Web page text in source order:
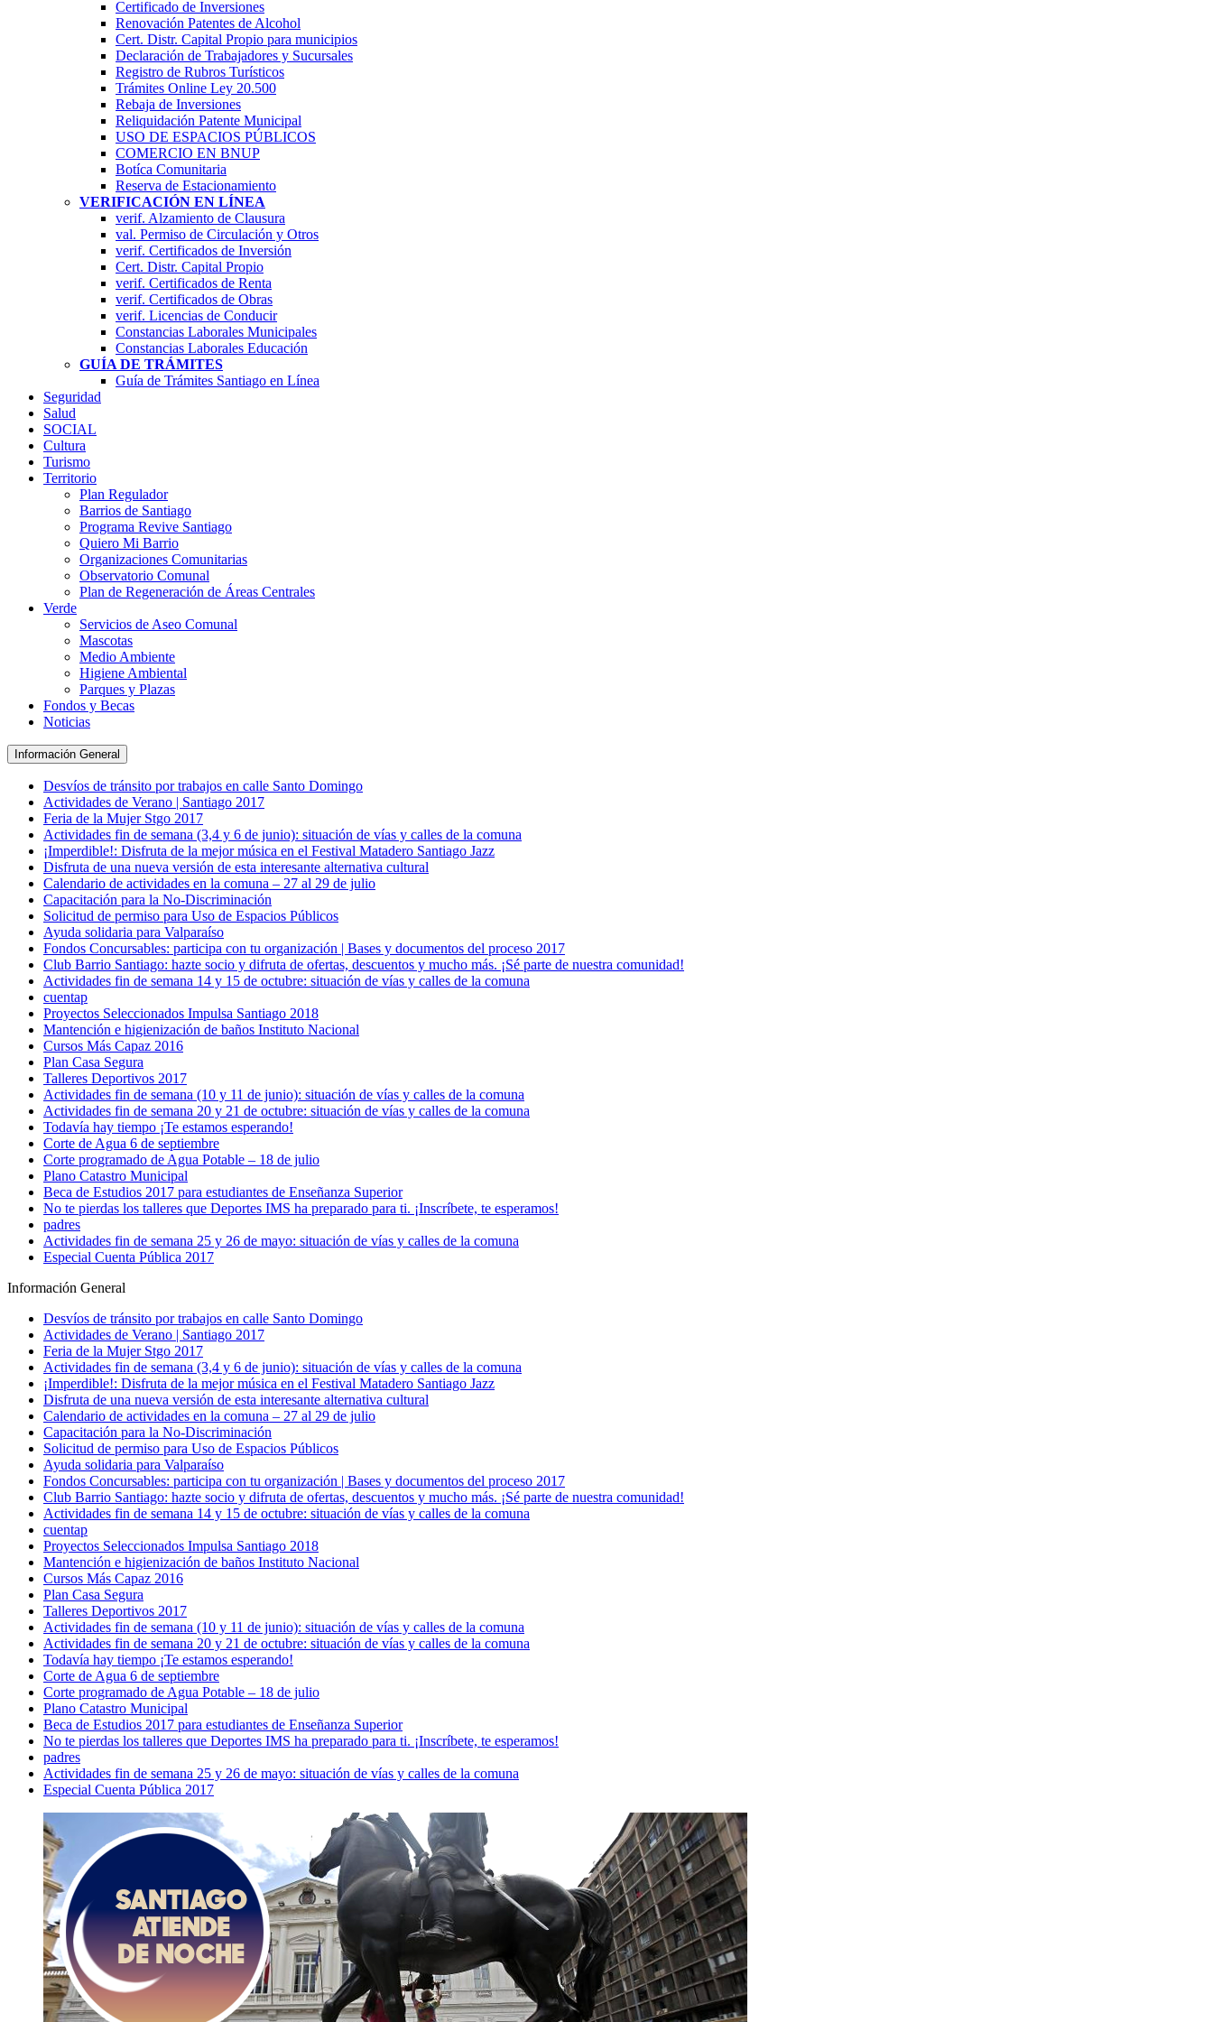
Certificado de Inversiones
Renovación Patentes de Alcohol
Cert. Distr. Capital Propio para municipios
Declaración de Trabajadores y Sucursales
Registro de Rubros Turí­sticos
Trámites Online Ley 20.500
Rebaja de Inversiones
Reliquidación Patente Municipal
USO DE ESPACIOS PÚBLICOS
COMERCIO EN BNUP
Botíca Comunitaria
Reserva de Estacionamiento
VERIFICACIÓN EN LÍNEA
verif. Alzamiento de Clausura
val. Permiso de Circulación y Otros
verif. Certificados de Inversión
Cert. Distr. Capital Propio
verif. Certificados de Renta
verif. Certificados de Obras
verif. Licencias de Conducir
Constancias Laborales Municipales
Constancias Laborales Educación
GUÍA DE TRÁMITES
Guía de Trámites Santiago en Línea
Seguridad
Salud
SOCIAL
Cultura
Turismo
Territorio
Plan Regulador
Barrios de Santiago
Programa Revive Santiago
Quiero Mi Barrio
Organizaciones Comunitarias
Observatorio Comunal
Plan de Regeneración de Áreas Centrales
Verde
Servicios de Aseo Comunal
Mascotas
Medio Ambiente
Higiene Ambiental
Parques y Plazas
Fondos y Becas
Noticias
Información General
Desvíos de tránsito por trabajos en calle Santo Domingo
Actividades de Verano | Santiago 2017
Feria de la Mujer Stgo 2017
Actividades fin de semana (3,4 y 6 de junio): situación de vías y calles de la comuna
¡Imperdible!: Disfruta de la mejor música en el Festival Matadero Santiago Jazz
Disfruta de una nueva versión de esta interesante alternativa cultural
Calendario de actividades en la comuna – 27 al 29 de julio
Capacitación para la No-Discriminación
Solicitud de permiso para Uso de Espacios Públicos
Ayuda solidaria para Valparaíso
Fondos Concursables: participa con tu organización | Bases y documentos del proceso 2017
Club Barrio Santiago: hazte socio y difruta de ofertas, descuentos y mucho más. ¡Sé parte de nuestra comunidad!
Actividades fin de semana 14 y 15 de octubre: situación de vías y calles de la comuna
cuentap
Proyectos Seleccionados Impulsa Santiago 2018
Mantención e higienización de baños Instituto Nacional
Cursos Más Capaz 2016
Plan Casa Segura
Talleres Deportivos 2017
Actividades fin de semana (10 y 11 de junio): situación de vías y calles de la comuna
Actividades fin de semana 20 y 21 de octubre: situación de vías y calles de la comuna
Todavía hay tiempo ¡Te estamos esperando!
Corte de Agua 6 de septiembre
Corte programado de Agua Potable – 18 de julio
Plano Catastro Municipal
Beca de Estudios 2017 para estudiantes de Enseñanza Superior
No te pierdas los talleres que Deportes IMS ha preparado para ti. ¡Inscríbete, te esperamos!
padres
Actividades fin de semana 25 y 26 de mayo: situación de vías y calles de la comuna
Especial Cuenta Pública 2017
Información General
Desvíos de tránsito por trabajos en calle Santo Domingo
Actividades de Verano | Santiago 2017
Feria de la Mujer Stgo 2017
Actividades fin de semana (3,4 y 6 de junio): situación de vías y calles de la comuna
¡Imperdible!: Disfruta de la mejor música en el Festival Matadero Santiago Jazz
Disfruta de una nueva versión de esta interesante alternativa cultural
Calendario de actividades en la comuna – 27 al 29 de julio
Capacitación para la No-Discriminación
Solicitud de permiso para Uso de Espacios Públicos
Ayuda solidaria para Valparaíso
Fondos Concursables: participa con tu organización | Bases y documentos del proceso 2017
Club Barrio Santiago: hazte socio y difruta de ofertas, descuentos y mucho más. ¡Sé parte de nuestra comunidad!
Actividades fin de semana 14 y 15 de octubre: situación de vías y calles de la comuna
cuentap
Proyectos Seleccionados Impulsa Santiago 2018
Mantención e higienización de baños Instituto Nacional
Cursos Más Capaz 2016
Plan Casa Segura
Talleres Deportivos 2017
Actividades fin de semana (10 y 11 de junio): situación de vías y calles de la comuna
Actividades fin de semana 20 y 21 de octubre: situación de vías y calles de la comuna
Todavía hay tiempo ¡Te estamos esperando!
Corte de Agua 6 de septiembre
Corte programado de Agua Potable – 18 de julio
Plano Catastro Municipal
Beca de Estudios 2017 para estudiantes de Enseñanza Superior
No te pierdas los talleres que Deportes IMS ha preparado para ti. ¡Inscríbete, te esperamos!
padres
Actividades fin de semana 25 y 26 de mayo: situación de vías y calles de la comuna
Especial Cuenta Pública 2017